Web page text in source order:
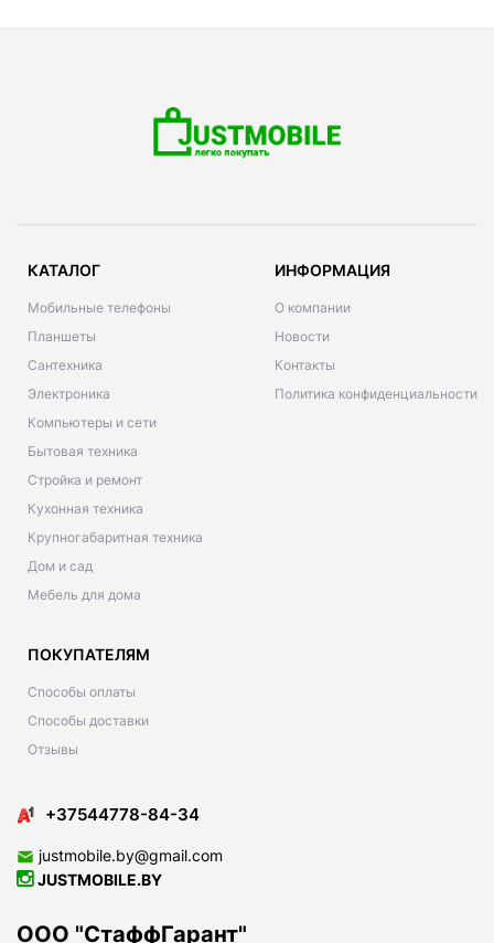
КАТАЛОГ
Мобильные телефоны
Планшеты
Сантехника
Электроника
Компьютеры и сети
Бытовая техника
Стройка и ремонт
Кухонная техника
Крупногабаритная техника
Дом и сад
Мебель для дома
ИНФОРМАЦИЯ
О компании
Новости
Контакты
Политика конфиденциальности
ПОКУПАТЕЛЯМ
Способы оплаты
Способы доставки
Отзывы
+37544778-84-34
justmobile.by@gmail.com
JUSTMOBILE.BY
ООО "СтаффГарант"